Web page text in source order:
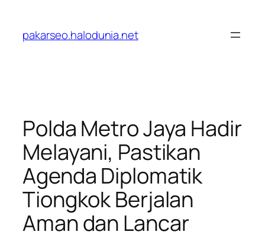
konten
pakarseo.halodunia.net
Polda Metro Jaya Hadir
Melayani, Pastikan
Agenda Diplomatik
Tiongkok Berjalan
Aman dan Lancar